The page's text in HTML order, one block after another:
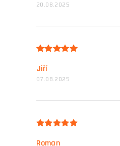
20.08.2025
Jiří
07.08.2025
Roman